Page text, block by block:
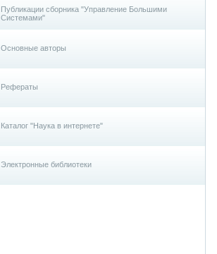
Публикации сборника "Управление Большими
Системами"
Основные авторы
Рефераты
Каталог "Наука в интернете"
Электронные библиотеки